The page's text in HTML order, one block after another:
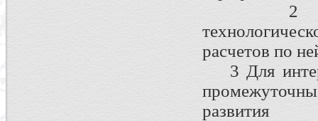
2
расчетов по
3 Для
развития